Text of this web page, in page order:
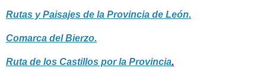
Rutas y Paisajes de la Provincia de León.
Comarca del Bierzo.
Ruta de los Castillos por la Provincia.